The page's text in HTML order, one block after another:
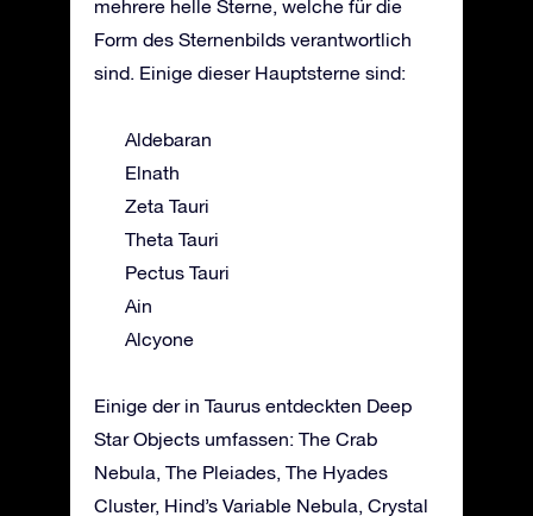
mehrere helle Sterne, welche für die
Form des Sternenbilds verantwortlich
sind. Einige dieser Hauptsterne sind:
Aldebaran
Elnath
Zeta Tauri
Theta Tauri
Pectus Tauri
Ain
Alcyone
Einige der in Taurus entdeckten Deep
Star Objects umfassen: The Crab
Nebula, The Pleiades, The Hyades
Cluster, Hind’s Variable Nebula, Crystal